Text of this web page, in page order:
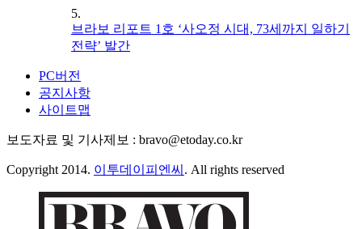
5.
브라보 리포트 1호 ‘사오정 시대, 73세까지 일하기
전략’ 발간
PC버전
공지사항
사이트맵
보도자료 및 기사제보 : bravo@etoday.co.kr
Copyright 2014. 이투데이피엔씨 . All rights reserved